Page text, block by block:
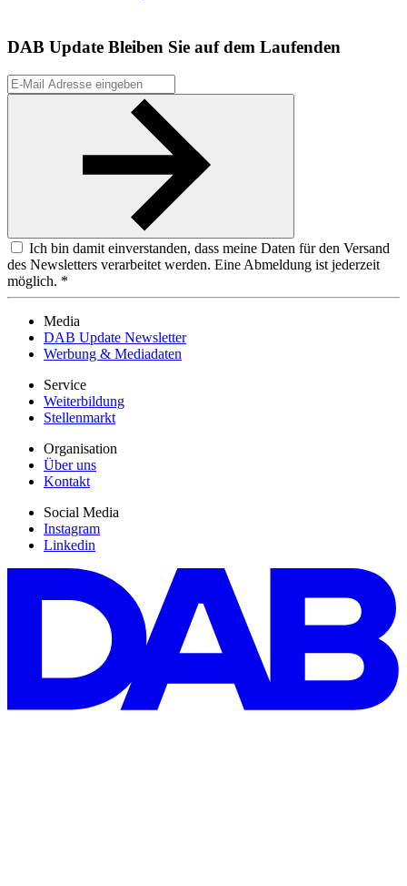
DAB Update Bleiben Sie auf dem Laufenden
Ich bin damit einverstanden, dass meine Daten für den Versand
des Newsletters verarbeitet werden. Eine Abmeldung ist jederzeit
möglich. *
Media
DAB Update Newsletter
Werbung & Mediadaten
Service
Weiterbildung
Stellenmarkt
Organisation
Über uns
Kontakt
Social Media
Instagram
Linkedin